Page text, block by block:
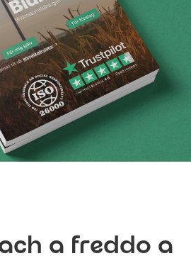
a freddo a